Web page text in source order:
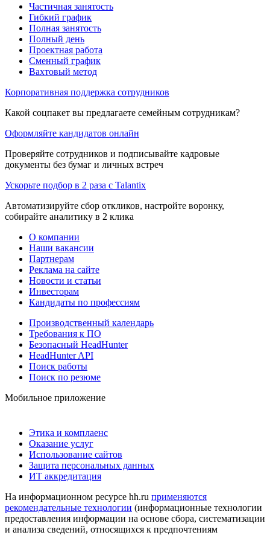
Частичная занятость
Гибкий график
Полная занятость
Полный день
Проектная работа
Сменный график
Вахтовый метод
Корпоративная поддержка сотрудников
Какой соцпакет вы предлагаете семейным сотрудникам?
Оформляйте кандидатов онлайн
Проверяйте сотрудников и подписывайте кадровые
документы без бумаг и личных встреч
Ускорьте подбор в 2 раза с Talantix
Автоматизируйте сбор откликов, настройте воронку,
собирайте аналитику в 2 клика
О компании
Наши вакансии
Партнерам
Реклама на сайте
Новости и статьи
Инвесторам
Кандидаты по профессиям
Производственный календарь
Требования к ПО
Безопасный HeadHunter
HeadHunter API
Поиск работы
Поиск по резюме
Мобильное приложение
Этика и комплаенс
Оказание услуг
Использование сайтов
Защита персональных данных
ИТ аккредитация
На информационном ресурсе hh.ru применяются
рекомендательные технологии (информационные технологии
предоставления информации на основе сбора, систематизации
и анализа сведений, относящихся к предпочтениям